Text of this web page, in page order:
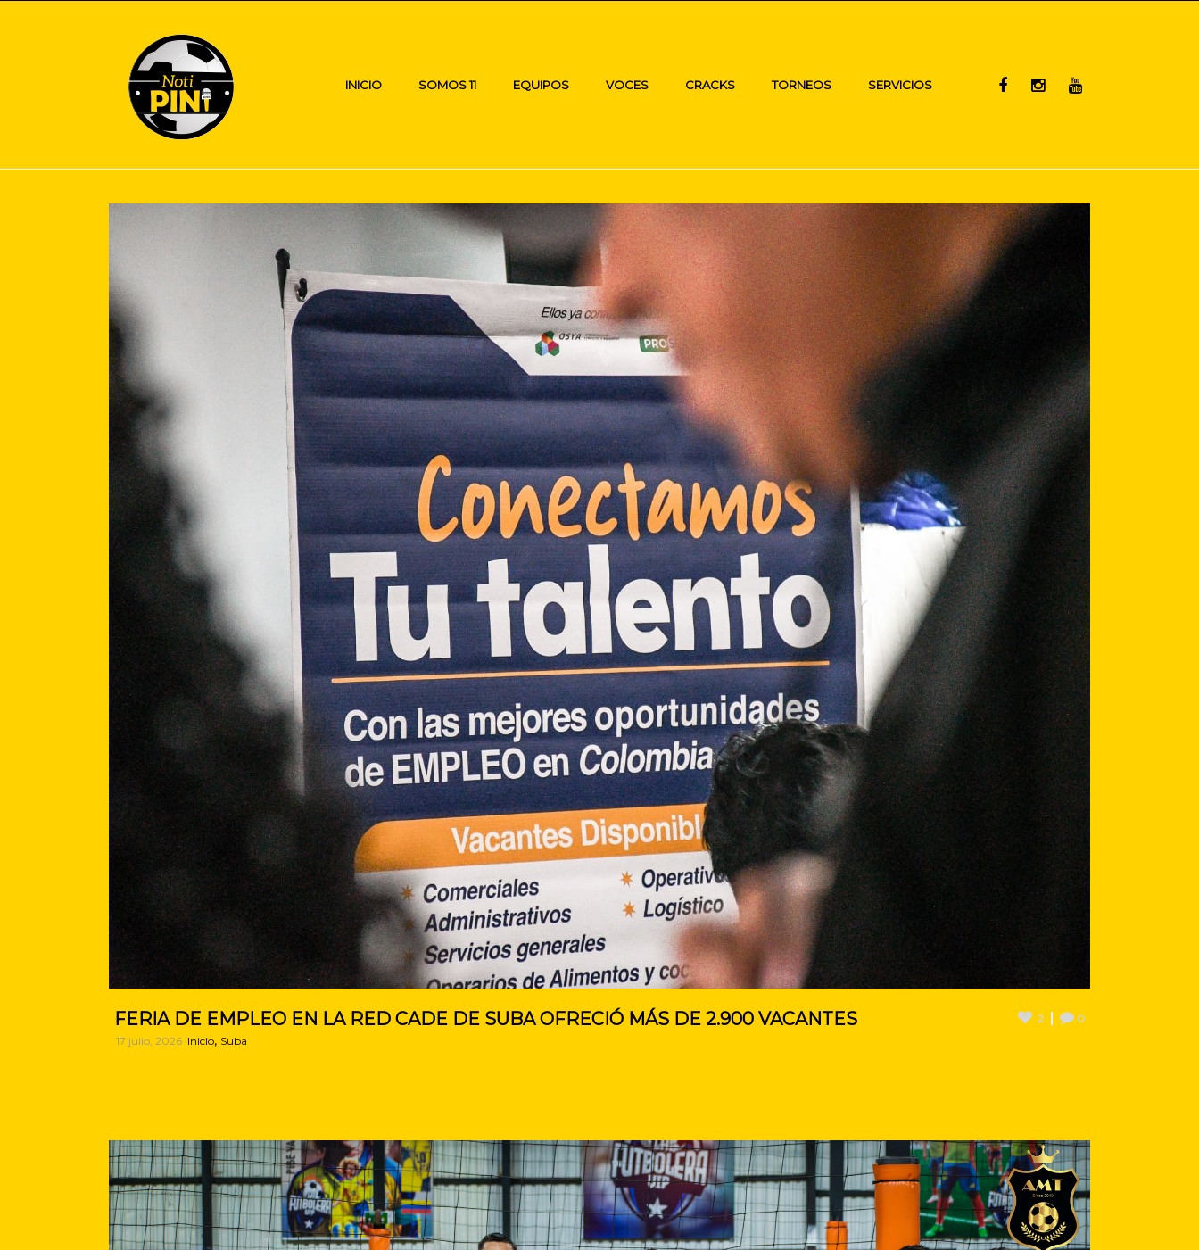
INICIO SOMOS 11 EQUIPOS VOCES CRACKS TORNEOS SERVICIOS
FERIA DE EMPLEO EN LA RED CADE DE SUBA OFRECIÓ MÁS DE 2.900 VACANTES 0
2
17 julio, 2026 Inicio, Suba